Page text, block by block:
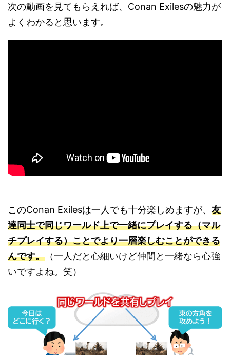
次の動画を見てもらえれば、Conan Exilesの魅力が
よくわかると思います。
このConan Exilesは一人でも十分楽しめますが、 友
達同士で同じワールド上で一緒にプレイする（マル
チプレイする）ことでより一層楽しむことができる
んです。 （一人だと心細いけど仲間と一緒なら心強
いですよね。笑）